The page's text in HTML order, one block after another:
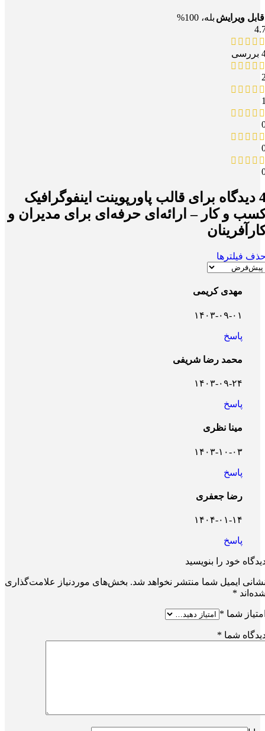
قابل ویرایش بله، 100%
برای
قالب پاورپوینت اینفوگرافیک
و کار – ارائه‌ای حرفه‌ای برای مدیران و
فیلترها
مهدی کریمی
۱۴۰۳-۰۹-۰۱
پاسخ
محمد رضا شریفی
۱۴۰۳-۰۹-۲۴
پاسخ
مینا نظری
۱۴۰۳-۱۰-۰۳
پاسخ
رضا جعفری
۱۴۰۴-۰۱-۱۴
پاسخ
خود را بنویسید
ایمیل شما منتشر نخواهد شد. بخش‌های موردنیاز علامت‌گذاری
*
شما *
شما *